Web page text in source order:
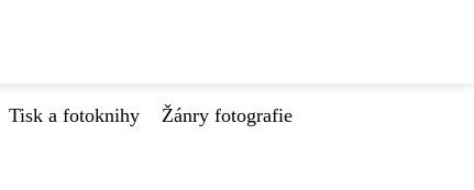
Tisk a fotoknihy Žánry fotografie